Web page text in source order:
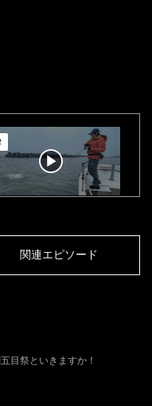
関連エピソード
目祭といきますか！